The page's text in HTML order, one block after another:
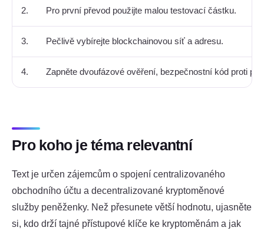
2. Pro první převod použijte malou testovací částku.
3. Pečlivě vybírejte blockchainovou síť a adresu.
4. Zapněte dvoufázové ověření, bezpečnostní kód proti
Pro koho je téma relevantní
Text je určen zájemcům o spojení centralizovaného
obchodního účtu a decentralizované kryptoměnové
služby peněženky. Než přesunete větší hodnotu, ujasněte
si, kdo drží tajné přístupové klíče ke kryptoměnám a jak